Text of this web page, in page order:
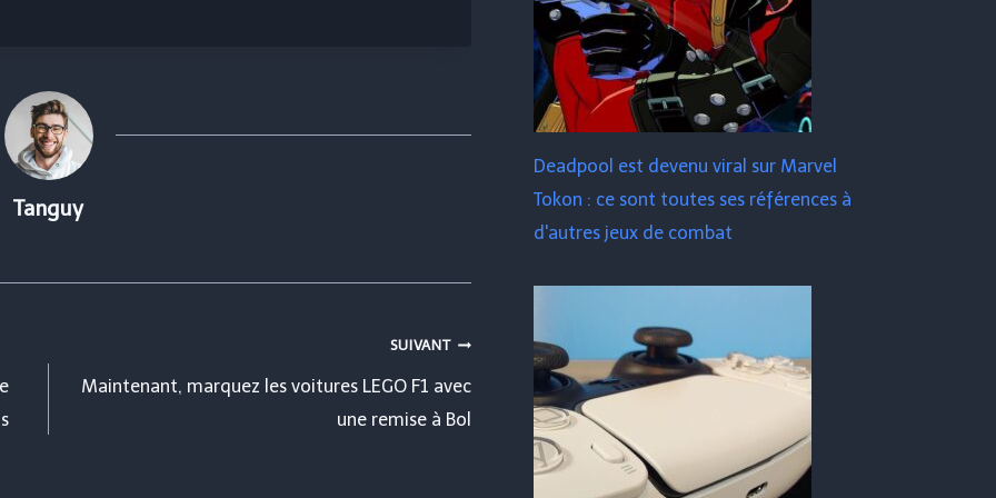
Tanguy
SUIVANT
Maintenant, marquez les voitures LEGO F1 avec
une remise à Bol
Deadpool est devenu viral sur Marvel
Tokon : ce sont toutes ses références à
d'autres jeux de combat